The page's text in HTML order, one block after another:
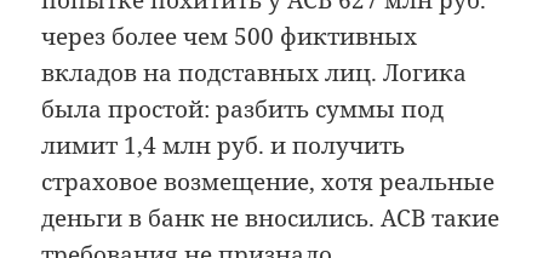
через более чем 500 фиктивных
вкладов на подставных лиц. Логика
была простой: разбить суммы под
лимит 1,4 млн руб. и получить
страховое возмещение, хотя реальные
деньги в банк не вносились. АСВ такие